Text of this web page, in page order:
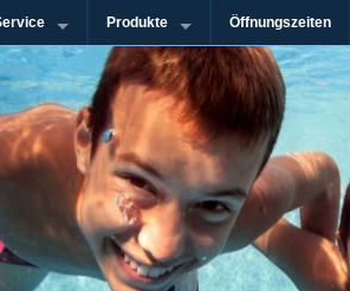
Produkte Öffnungszeiten